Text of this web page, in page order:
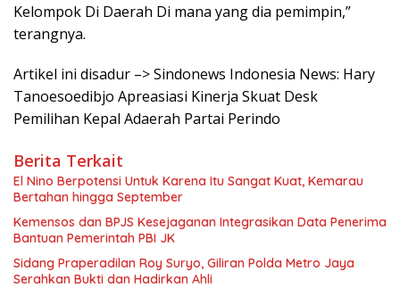
Kelompok Di Daerah Di mana yang dia pemimpin,”
terangnya.
Artikel ini disadur –> Sindonews Indonesia News: Hary
Tanoesoedibjo Apreasiasi Kinerja Skuat Desk
Pemilihan Kepal Adaerah Partai Perindo
Berita Terkait
El Nino Berpotensi Untuk Karena Itu Sangat Kuat, Kemarau
Bertahan hingga September
Kemensos dan BPJS Kesejaganan Integrasikan Data Penerima
Bantuan Pemerintah PBI JK
Sidang Praperadilan Roy Suryo, Giliran Polda Metro Jaya
Serahkan Bukti dan Hadirkan Ahli